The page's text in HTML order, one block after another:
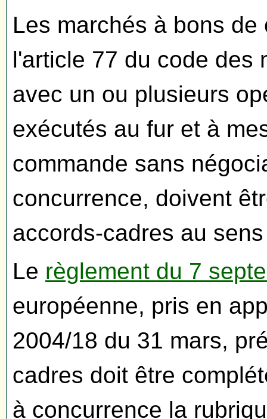
Les marchés à bons
l'article 77 du code des
avec un ou plusieurs
exécutés au fur et à
commande sans
concurrence, doivent
accords-cadres au
Le règlement du 7
européenne, pris en
2004/18 du 31 mars,
cadres doit être
à concurrence la